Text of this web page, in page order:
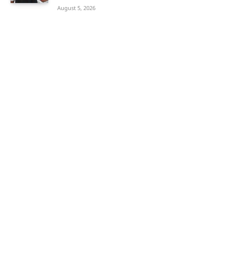
August 5, 2026